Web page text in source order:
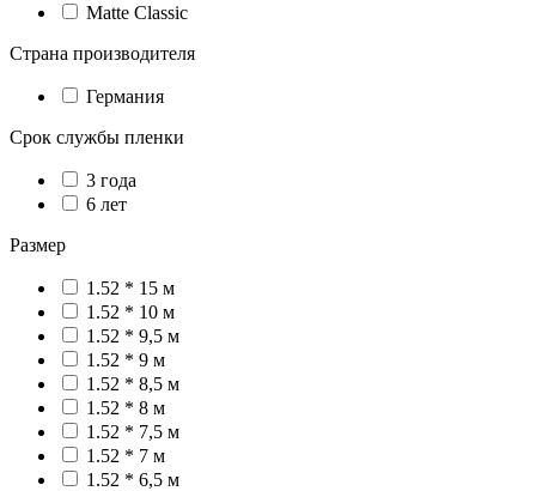
Matte Classic
Страна производителя
Германия
Срок службы пленки
3 года
6 лет
Размер
1.52 * 15 м
1.52 * 10 м
1.52 * 9,5 м
1.52 * 9 м
1.52 * 8,5 м
1.52 * 8 м
1.52 * 7,5 м
1.52 * 7 м
1.52 * 6,5 м